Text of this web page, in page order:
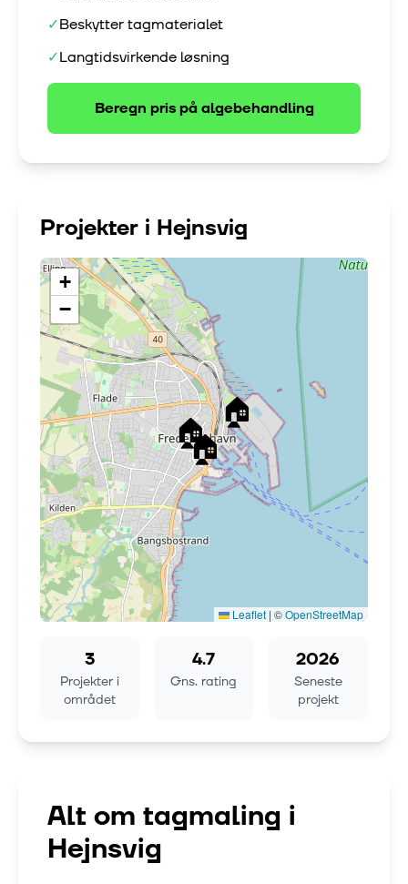
✓Beskytter tagmaterialet
✓Langtidsvirkende løsning
Beregn pris påalgebehandling
Projekter i Hejnsvig
🏠
🏠 🏠
+
−
Leaflet | ©OpenStreetMap
3
Projekter i
området
4.7
Gns. rating
2026
Seneste
projekt
Alt om tagmaling i
Hejnsvig